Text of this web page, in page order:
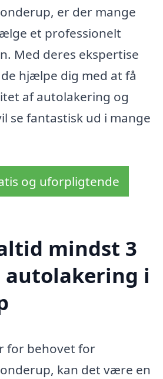
er der mange
et professionelt
Med deres ekspertise
hjælpe dig med at få
af autolakering og
se fantastisk ud i mange
og uforpligtende
mindst 3
i
for behovet for
kan det være en